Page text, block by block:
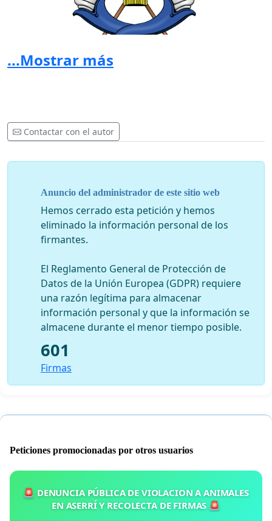
...Mostrar más
Contactar con el autor
Anuncio del administrador de este sitio web
Hemos cerrado esta petición y hemos
eliminado la información personal de los
firmantes.
El Reglamento General de Protección de
Datos de la Unión Europea (GDPR) requiere
una razón legítima para almacenar
información personal y que la información se
almacene durante el menor tiempo posible.
601
Firmas
Peticiones promocionadas por otros usuarios
🚨 DENUNCIA PÚBLICA DE VIOLACION A ANIMALES
EN ASERRÍ Y RECOLECTA DE FIRMAS 🚨